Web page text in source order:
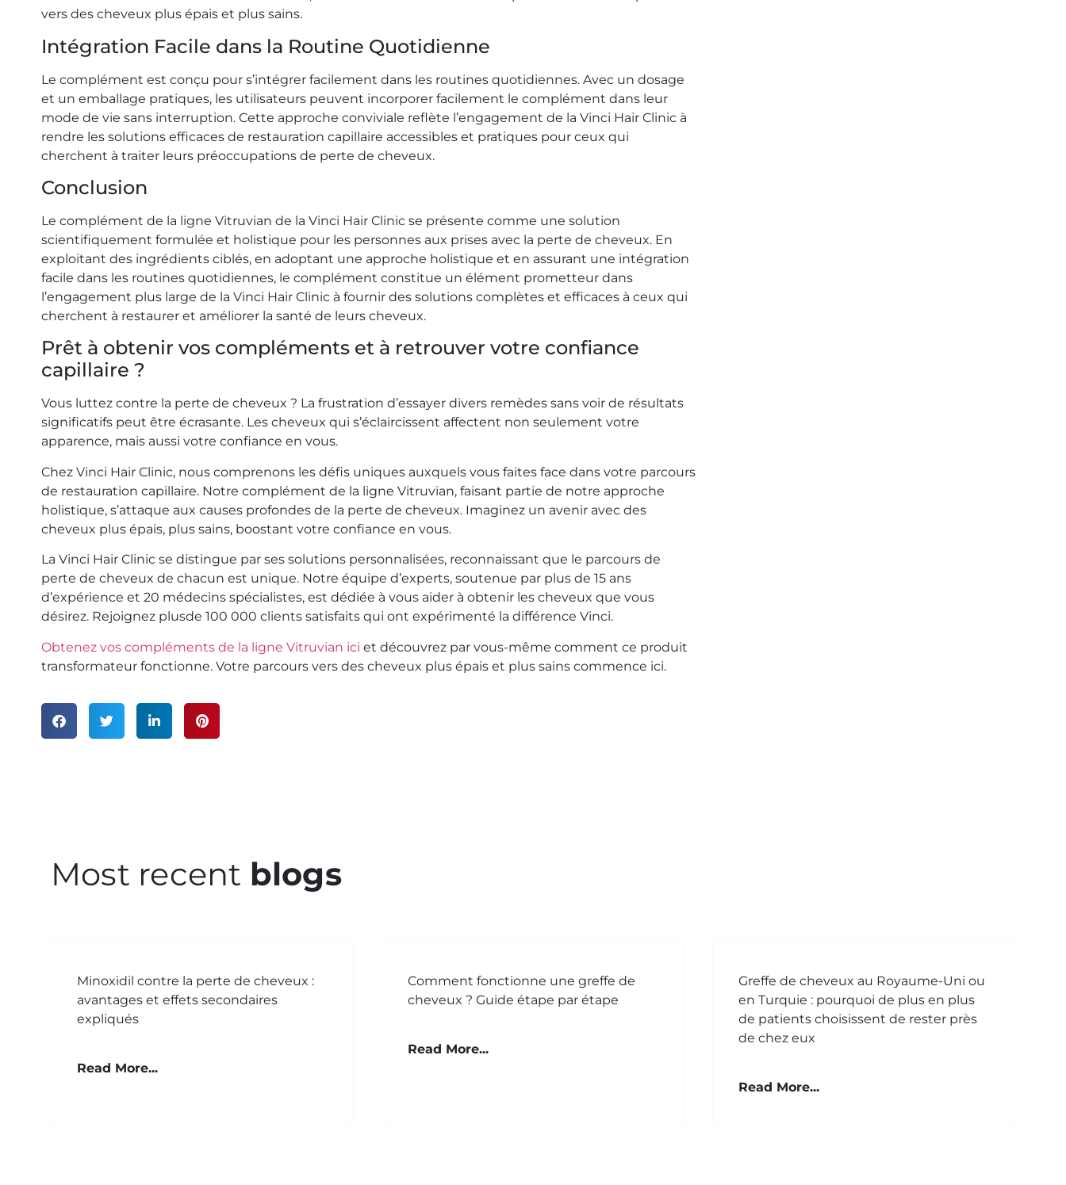
vers des cheveux plus épais et plus sains.
Intégration Facile dans la Routine Quotidienne
Le complément est conçu pour s’intégrer facilement dans les routines quotidiennes. Avec un dosage
et un emballage pratiques, les utilisateurs peuvent incorporer facilement le complément dans leur
mode de vie sans interruption. Cette approche conviviale reflète l’engagement de la Vinci Hair Clinic à
rendre les solutions efficaces de restauration capillaire accessibles et pratiques pour ceux qui
cherchent à traiter leurs préoccupations de perte de cheveux.
Conclusion
Le complément de la ligne Vitruvian de la Vinci Hair Clinic se présente comme une solution
scientifiquement formulée et holistique pour les personnes aux prises avec la perte de cheveux. En
exploitant des ingrédients ciblés, en adoptant une approche holistique et en assurant une intégration
facile dans les routines quotidiennes, le complément constitue un élément prometteur dans
l’engagement plus large de la Vinci Hair Clinic à fournir des solutions complètes et efficaces à ceux qui
cherchent à restaurer et améliorer la santé de leurs cheveux.
Prêt à obtenir vos compléments et à retrouver votre confiance
capillaire ?
Vous luttez contre la perte de cheveux ? La frustration d’essayer divers remèdes sans voir de résultats
significatifs peut être écrasante. Les cheveux qui s’éclaircissent affectent non seulement votre
apparence, mais aussi votre confiance en vous.
Chez Vinci Hair Clinic, nous comprenons les défis uniques auxquels vous faites face dans votre parcours
de restauration capillaire. Notre complément de la ligne Vitruvian, faisant partie de notre approche
holistique, s’attaque aux causes profondes de la perte de cheveux. Imaginez un avenir avec des
cheveux plus épais, plus sains, boostant votre confiance en vous.
La Vinci Hair Clinic se distingue par ses solutions personnalisées, reconnaissant que le parcours de
perte de cheveux de chacun est unique. Notre équipe d’experts, soutenue par plus de 15 ans
d’expérience et 20 médecins spécialistes, est dédiée à vous aider à obtenir les cheveux que vous
désirez. Rejoignez plusde 100 000 clients satisfaits qui ont expérimenté la différence Vinci.
Obtenez vos compléments de la ligne Vitruvian ici et découvrez par vous-même comment ce produit
transformateur fonctionne. Votre parcours vers des cheveux plus épais et plus sains commence ici.
Most recent blogs
Minoxidil contre la perte de cheveux :
avantages et effets secondaires
expliqués
Read More...
Comment fonctionne une greffe de
cheveux ? Guide étape par étape
Read More...
Greffe de cheveux au Royaume-Uni ou
en Turquie : pourquoi de plus en plus
de patients choisissent de rester près
de chez eux
Read More...